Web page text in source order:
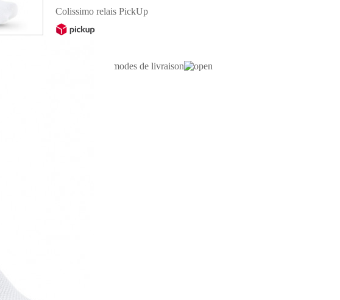
Colissimo relais PickUp
Voir les autres modes de livraison